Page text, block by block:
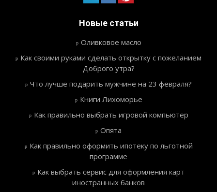
Новые статьи
Оливковое масло
Как своими руками сделать открытку с пожеланием
Доброго утра?
Что лучше подарить мужчине на 23 февраля?
Книги Лихоморье
Как правильно выбрать игровой компьютер
Опята
Как правильно оформить ипотеку по льготной
программе
Как выбрать сервис для оформления карт
иностранных банков